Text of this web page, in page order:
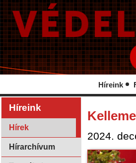
Híreink
Híreink
Hírek
Hírarchívum
2024.